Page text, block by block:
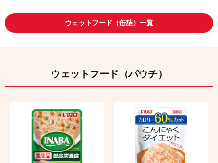
ウェットフード（缶詰）一覧
ウェットフード（パウチ）